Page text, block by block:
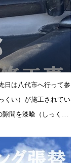
日は八代市へ行って参
くい）が施工されてい
間を漆喰（しっく